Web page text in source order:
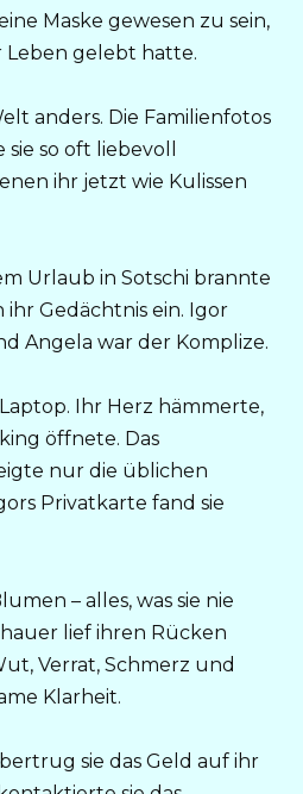
Maske gewesen zu sein,
Leben gelebt hatte.
anders. Die Familienfotos
so oft liebevoll
ihr jetzt wie Kulissen
Urlaub in Sotschi brannte
ihr Gedächtnis ein. Igor
Angela war der Komplize.
Ihr Herz hämmerte,
öffnete. Das
nur die üblichen
Privatkarte fand sie
– alles, was sie nie
lief ihren Rücken
Verrat, Schmerz und
Klarheit.
sie das Geld auf ihr